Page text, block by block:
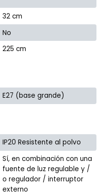
32 cm
No
225 cm
E27 (base grande)
IP20 Resistente al polvo
Sí, en combinación con una
fuente de luz regulable y /
o regulador / interruptor
externo